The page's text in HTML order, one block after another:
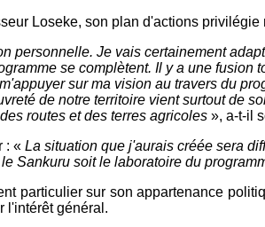
Loseke, son plan d'actions
personnelle. Je vais certainement
se complètent. Il y a une
sur ma vision au travers du
de notre territoire vient surtout de
routes et des terres agricoles », a-t-il
: « La situation que j'aurais créée sera
Sankuru soit le laboratoire du
particulier sur son appartenance
l'intérêt général.